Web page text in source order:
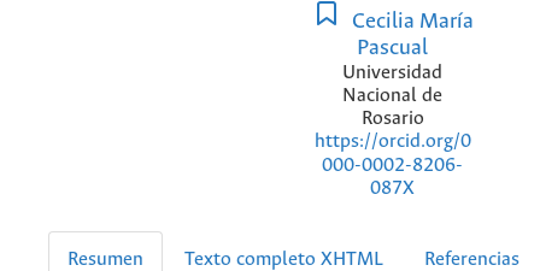
Cecilia María
Pascual
Universidad
Nacional de
Rosario
https://orcid.org/0
000-0002-8206-
087X
Resumen Texto completo XHTML Referencias